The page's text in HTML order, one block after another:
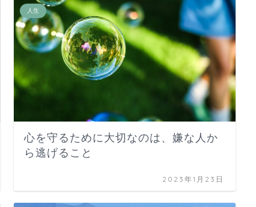
人生
心を守るために大切なのは、嫌な人か
ら逃げること
2023年1月23日